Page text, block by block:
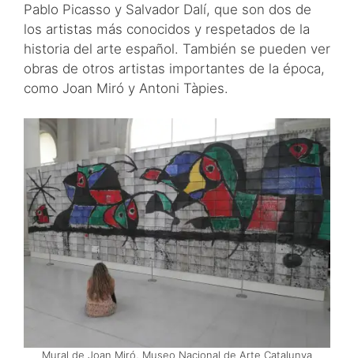
Pablo Picasso y Salvador Dalí, que son dos de
los artistas más conocidos y respetados de la
historia del arte español. También se pueden ver
obras de otros artistas importantes de la época,
como Joan Miró y Antoni Tàpies.
Mural de Joan Miró, Museo Nacional de Arte Catalunya